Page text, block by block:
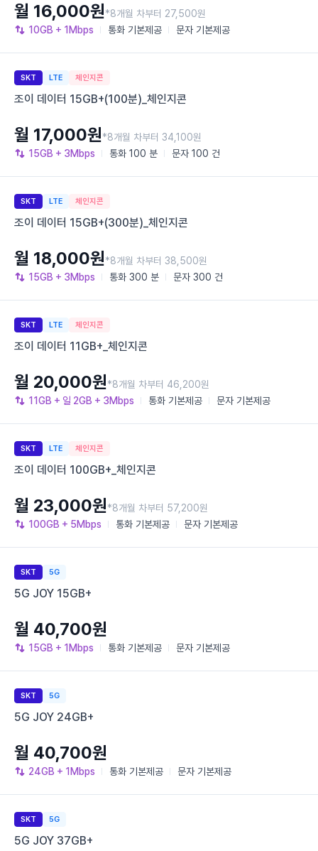
10GB + 1Mbps 통화 기본제공 문자 기본제공
월 16,000원*8개월 차부터 27,500원
SKT LTE 체인지콘
조이 데이터 15GB+(100분)_체인지콘
15GB + 3Mbps 통화 100 분 문자 100 건
월 17,000원*8개월 차부터 34,100원
SKT LTE 체인지콘
조이 데이터 15GB+(300분)_체인지콘
15GB + 3Mbps 통화 300 분 문자 300 건
월 18,000원*8개월 차부터 38,500원
SKT LTE 체인지콘
조이 데이터 11GB+_체인지콘
11GB + 일 2GB + 3Mbps 통화 기본제공 문자 기본제공
월 20,000원*8개월 차부터 46,200원
SKT LTE 체인지콘
조이 데이터 100GB+_체인지콘
100GB + 5Mbps 통화 기본제공 문자 기본제공
월 23,000원*8개월 차부터 57,200원
SKT 5G
5G JOY 15GB+
15GB + 1Mbps 통화 기본제공 문자 기본제공
월 40,700원
SKT 5G
5G JOY 24GB+
24GB + 1Mbps 통화 기본제공 문자 기본제공
월 40,700원
SKT 5G
5G JOY 37GB+